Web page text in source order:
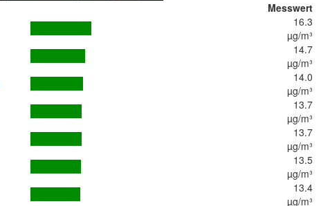
Messwert
16.3
µg/m³
14.7
µg/m³
14.0
µg/m³
13.7
µg/m³
13.7
µg/m³
13.5
µg/m³
13.4
µg/m³